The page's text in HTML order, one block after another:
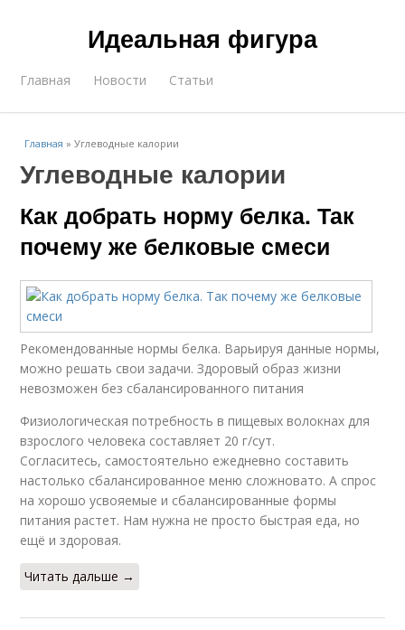
Идеальная фигура
Главная Новости Статьи
Главная »Углеводные калории
Углеводные калории
Как добрать норму белка. Так
почему же белковые смеси
Рекомендованные нормы белка. Варьируя данные нормы,
можно решать свои задачи. Здоровый образ жизни
невозможен без сбалансированного питания
Физиологическая потребность в пищевых волокнах для
взрослого человека составляет 20 г/сут.
Согласитесь, самостоятельно ежедневно составить
настолько сбалансированное меню сложновато. А спрос
на хорошо усвояемые и сбалансированные формы
питания растет. Нам нужна не просто быстрая еда, но
ещё и здоровая.
Читать дальше →